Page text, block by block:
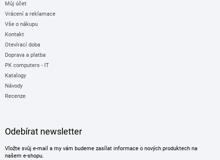
Můj účet
Vrácení a reklamace
Vše o nákupu
Kontakt
Otevírací doba
Doprava a platba
PK computers - IT
Katalogy
Návody
Recenze
Odebírat newsletter
Vložte svůj e-mail a my vám budeme zasílat informace o nových produktech na
našem e-shopu.